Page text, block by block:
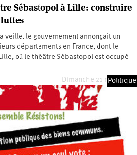
Sébastopol à Lille: construire
veille, le gouvernement annonçait un
départements en France, dont le
où le théâtre Sébastopol est occupé
Dimanche 21 mars 2021
Politique